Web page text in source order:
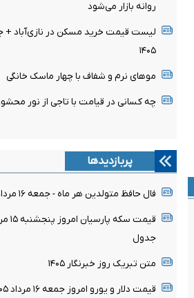
روانه بازار می‌شود
لیست قیمت خرید مسکن در نازی‌آباد +
۱۴۰۵
موهای نرم و شفاف با چهار ماسک خانگی
چه کسانی در قیامت با تاجی از نور
پربازدیدها
فال حافظ متولدین هر ماه - جمعه ۱۶ مرداد ۱۴۰۵
جدول
متن تبریک روز خبرنگار ۱۴۰۵
قیمت دلار و یورو امروز جمعه ۱۶ مرداد ۱۴۰۵ + جدول